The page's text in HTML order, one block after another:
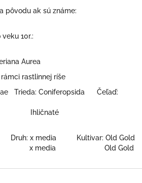
pôvodu ak sú známe:
10r.:
Aurea
rastlinnej ríše
Trieda: Coniferopsida Čeľaď:
Ihličnaté
x media Kultivar: Old Gold
media Old Gold